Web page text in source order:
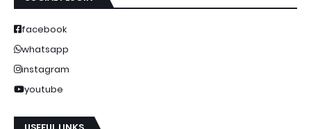
facebook
whatsapp
instagram
youtube